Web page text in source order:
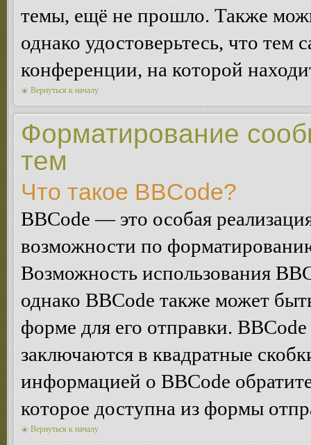
темы, ещё не прошло. Также
однако удостоверьтесь, что
конференции, на которой
Вернуться к началу
Форматирование
тем
Что такое BBCode?
BBCode — это особая
возможности по
Возможность использования
однако BBCode также может
форме для его отправки.
заключаются в квадратные
информацией о BBCode
которое доступна из формы
Вернуться к началу